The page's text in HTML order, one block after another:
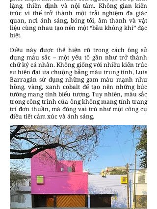
lặng, thiền định và nội tâm. Không gian kiến
trúc vì thế trở thành một trải nghiệm đa giác
quan, nơi ánh sáng, bóng tối, âm thanh và vật
liệu cùng nhau tạo nên một “bầu không khí” đặc
biệt.
Điều này được thể hiện rõ trong cách ông sử
dụng màu sắc – một yếu tố gần như trở thành
chữ ký cá nhân. Không giống với nhiều kiến trúc
sư hiện đại ưa chuộng bảng màu trung tính, Luis
Barragán sử dụng những gam màu mạnh như
hồng, vàng, xanh cobalt để tạo nên những bức
tường mang tính biểu tượng. Tuy nhiên, màu sắc
trong công trình của ông không mang tính trang
trí đơn thuần, mà đóng vai trò như một công cụ
điều tiết cảm xúc và ánh sáng.